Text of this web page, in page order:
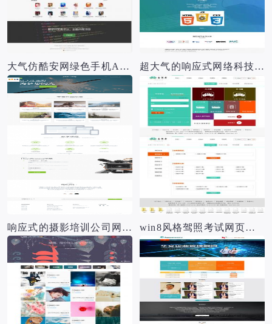
大气仿酷安网绿色手机APP应用下载站模板 超大气的响应式网络科技公司建站模板
响应式的摄影培训公司网站模板 win8风格驾照考试网页模板